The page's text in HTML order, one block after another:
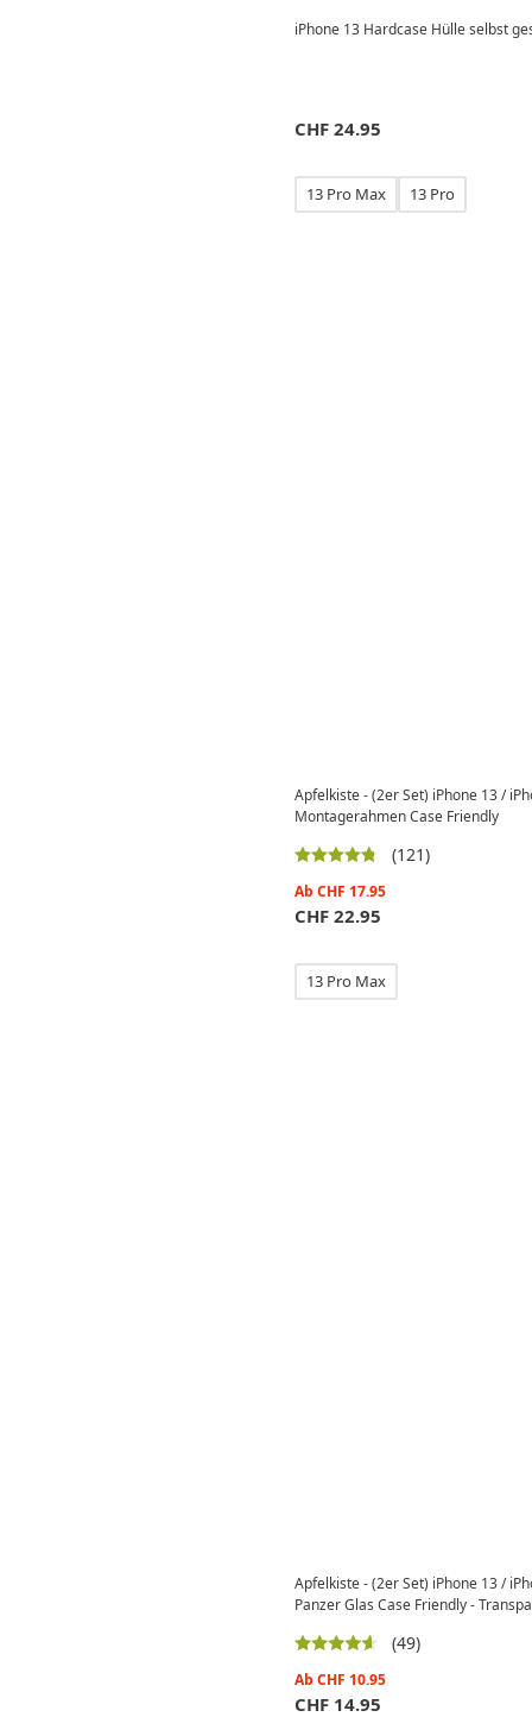
iPhone 13 Hardcase Hülle selbst
CHF 24.95
13 Pro Max 13 Pro
Apfelkiste - (2er Set) iPhone 13 /
Montagerahmen Case Friendly
(121)
Ab CHF 17.95
CHF 22.95
13 Pro Max
Apfelkiste - (2er Set) iPhone 13 /
Panzer Glas Case Friendly -
(49)
Ab CHF 10.95
CHF 14.95